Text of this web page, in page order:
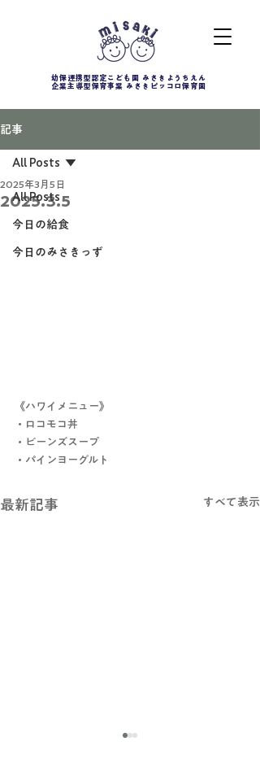
幼保連携型認定こども園 みさきようちえん
企業主導型保育事業 みさきピッコロ保育園
記事
All Posts
今日の給食
今日のみさきっず
All Posts
2025.3.5
2025年3月5日
《ハワイメニュー》
・ロコモコ丼
・ビーンズスープ
・パインヨーグルト
最新記事 すべて表示